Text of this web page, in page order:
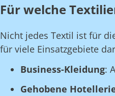
Für welche
Nicht jedes Textil ist für
für viele Einsatzgebiete
Business-Kleidung:
Gehobene